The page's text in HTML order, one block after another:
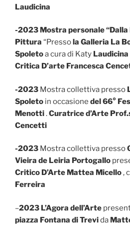
Laudicina
-2023 Mostra personale
Pittura “Presso la Galleria La
Spoletoa cura di Katy
Critica D’arte Francesca
-2023 Mostra collettiva presso
Spoleto in occasione del 66°
Menotti.Curatrice d’Arte
Cencetti
-2023 Mostra collettiva presso
Vieira de Leiria Portogallo
Critico D’Arte Mattea Micello,
Ferreira
–2023 L’Agora dell’Arte
piazza Fontana di Trevida